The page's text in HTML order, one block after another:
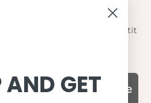
neuesten Angebote von Petit
Subscribe
AND GET